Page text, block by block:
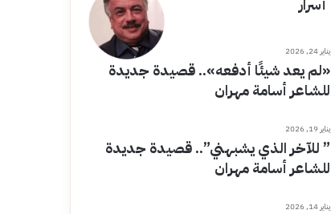
أسرار
يناير 24, 2026
«لم يعد شيئًا أدفعه».. قصيدة جديدة
للشاعر أسامة مهران
يناير 19, 2026
” للآخر الذي يشبهني”.. قصيدة جديدة
للشاعر أسامة مهران
يناير 14, 2026